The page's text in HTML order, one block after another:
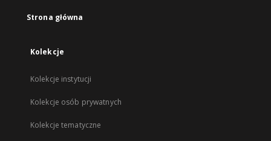
Strona główna
Kolekcje
Kolekcje instytucji
Kolekcje osób prywatnych
Kolekcje tematyczne